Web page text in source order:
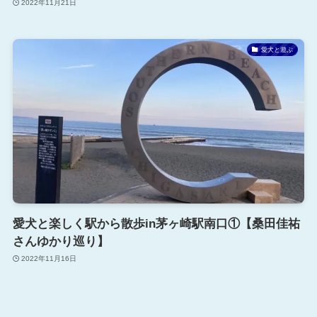
2022年11月21日
愛犬と遊ぶ
愛犬と楽しく駅から散歩in茅ヶ崎駅南口①【桑田佳祐
さんゆかり巡り】
2022年11月16日